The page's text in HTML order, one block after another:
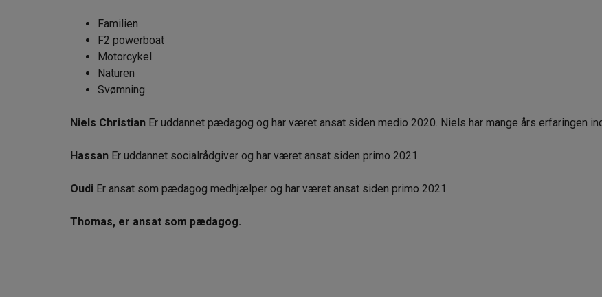
Familien
F2 powerboat
Motorcykel
Naturen
Svømning
Niels Christian Er uddannet pædagog og har været ansat siden medio 2020. Niels har mange års erfaringen
Hassan Er uddannet socialrådgiver og har været ansat siden primo 2021
Oudi Er ansat som pædagog medhjælper og har været ansat siden primo 2021
Thomas, er ansat som pædagog.